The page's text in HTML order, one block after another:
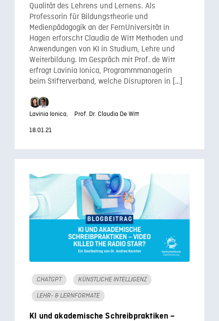
Qualität des Lehrens und Lernens. Als
Professorin für Bildungstheorie und
Medienpädagogik an der FernUniversität in
Hagen erforscht Claudia de Witt Methoden und
Anwendungen von KI in Studium, Lehre und
Weiterbildung. Im Gespräch mit Prof. de Witt
erfragt Lavinia Ionica, Programmmanagerin
beim Stifterverband, welche Disruptoren in […]
Lavinia Ionica,
Prof. Dr. Claudia De Witt
18.01.21
CHATGPT KÜNSTLICHE INTELLIGENZ
LEHR- & LERNFORMATE
KI und akademische Schreibpraktiken –